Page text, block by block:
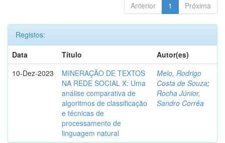
Anterior 1 Próxima
Registos:
Data
Título
Autor(es)
10-Dez-2023
MINERAÇÃO DE TEXTOS
NA REDE SOCIAL X: Uma
análise comparativa de
algoritmos de classificação
e técnicas de
processamento de
linguagem natural
Melo, Rodrigo
Costa de Souza;
Rocha Júnior,
Sandro Corrêa